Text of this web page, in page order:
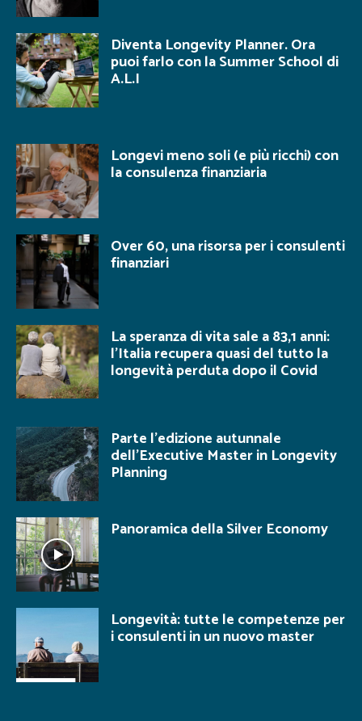
Diventa Longevity Planner. Ora
puoi farlo con la Summer School di
A.L.I
Longevi meno soli (e più ricchi) con
la consulenza finanziaria
Over 60, una risorsa per i consulenti
finanziari
La speranza di vita sale a 83,1 anni:
l’Italia recupera quasi del tutto la
longevità perduta dopo il Covid
Parte l’edizione autunnale
dell’Executive Master in Longevity
Planning
Panoramica della Silver Economy
Longevità: tutte le competenze per
i consulenti in un nuovo master